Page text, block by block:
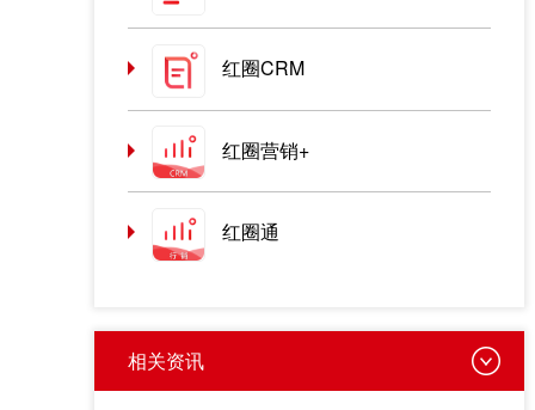
红圈CRM
红圈营销+
红圈通
相关资讯